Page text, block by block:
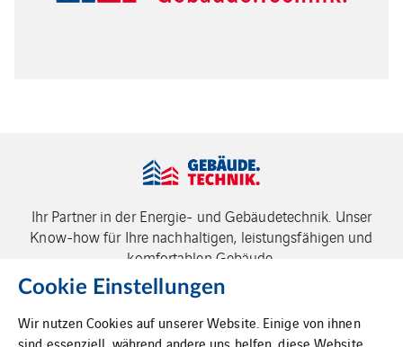
Ihr Partner in der Energie- und Gebäudetechnik. Unser
Know-how für Ihre nachhaltigen, leistungsfähigen und
komfortablen Gebäude.
Cookie Einstellungen
Wir nutzen Cookies auf unserer Website. Einige von ihnen
sind essenziell, während andere uns helfen, diese Website